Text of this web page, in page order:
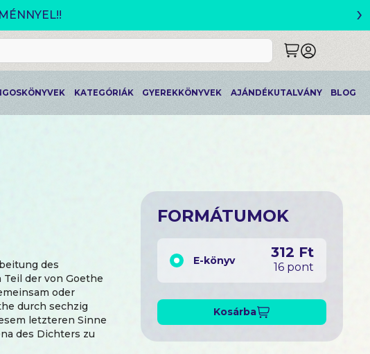
›
KATEGÓRIÁK GYEREKKÖNYVEK AJÁNDÉKUTALVÁNY BLOG
des
der von Goethe
oder
durch sechzig
letzteren Sinne
des Dichters zu
FORMÁTUMOK
E-könyv 312 Ft
16 pont
Kosárba